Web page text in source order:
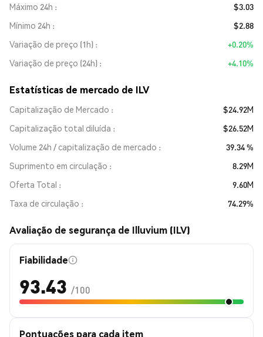
Máximo 24h
$3.03
Mínimo 24h
$2.88
Variação de preço (1h)
+0.20%
Variação de preço (24h)
+4.10%
Estatísticas de mercado de ILV
Capitalização de Mercado
$24.92M
Capitalização total diluída
$26.52M
Volume 24h / capitalização de mercado
39.34 %
Suprimento em circulação
8.29M
Oferta Total
9.60M
Taxa de circulação
74.29%
Avaliação de segurança de Illuvium (ILV)
Fiabilidade
93.43 /100
Pontuações para cada item